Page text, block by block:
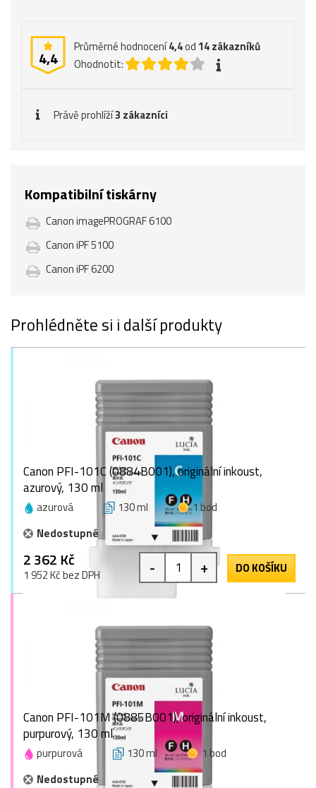
4,4
Průměrné hodnocení4,4od 14zákazníků
Ohodnotit:
Právě prohlíží3 zákazníci
Kompatibilní tiskárny
Canon imagePROGRAF 6100
Canon iPF 5100
Canon iPF 6200
Prohlédněte si i další produkty
Canon PFI-101C (0884B001), originální inkoust,
azurový, 130 ml
azurová 130 ml
1 bod
Nedostupné
2 362 Kč
1 952 Kč bez DPH - + DO KOŠÍKU
Canon PFI-101M (0885B001), originální inkoust,
purpurový, 130 ml
purpurová 130 ml
1 bod
Nedostupné